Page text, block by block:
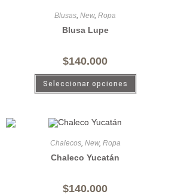
Blusas, New, Ropa
Blusa Lupe
$140.000
Seleccionar opciones
Chalecos, New, Ropa
Chaleco Yucatán
$140.000